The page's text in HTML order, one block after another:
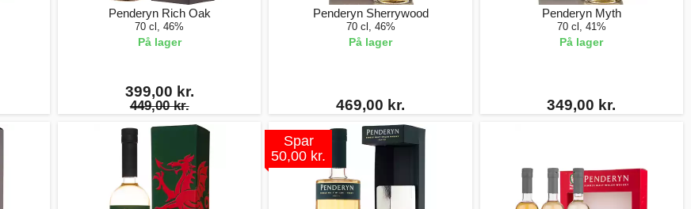
Penderyn Rich Oak
70 cl, 46%
På lager
399,00 kr.
449,00 kr.
Penderyn Sherrywood
70 cl, 46%
På lager
469,00 kr.
Penderyn Myth
70 cl, 41%
På lager
349,00 kr.
Spar
50,00 kr.